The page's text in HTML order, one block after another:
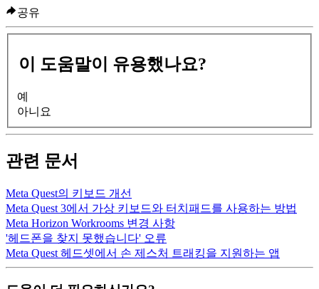
공유
이 도움말이 유용했나요?
예
아니요
관련 문서
Meta Quest의 키보드 개선
Meta Quest 3에서 가상 키보드와 터치패드를 사용하는 방법
Meta Horizon Workrooms 변경 사항
'헤드폰을 찾지 못했습니다' 오류
Meta Quest 헤드셋에서 손 제스처 트래킹을 지원하는 앱